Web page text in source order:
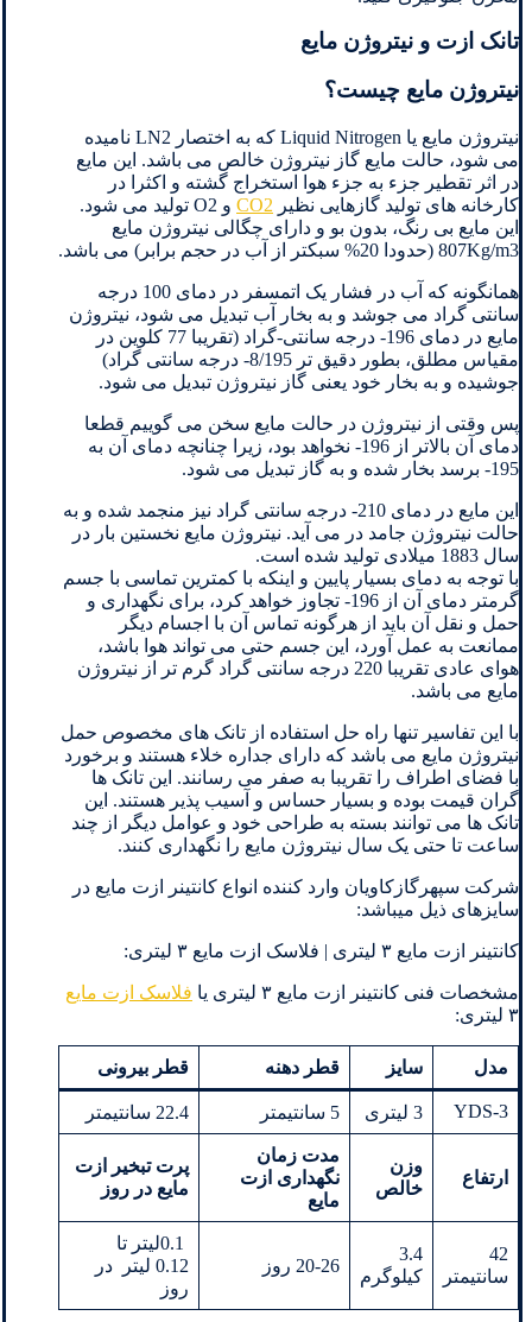
تانک ازت و نیتروژن مایع
نیتروژن مایع چیست؟
نیتروژن مایع یا Liquid Nitrogen که به اختصار LN2 نامیده
می شود، حالت مایع گاز نیتروژن خالص می باشد. این مایع
در اثر تقطیر جزء به جزء هوا استخراج گشته و اکثرا در
کارخانه های تولید گازهایی نظیر CO2
و O2 تولید می شود.
این مایع بی رنگ، بدون بو و دارای چگالی نیتروژن مایع
807Kg/m3 (حدودا 20% سبکتر از آب در حجم برابر) می باشد.
همانگونه که آب در فشار یک اتمسفر در دمای 100 درجه
سانتی گراد می جوشد و به بخار آب تبدیل می شود، نیتروژن
مایع در دمای 196- درجه سانتی-گراد (تقریبا 77 کلوین در
مقیاس مطلق، بطور دقیق تر 8/195- درجه سانتی گراد)
جوشیده و به بخار خود یعنی گاز نیتروژن تبدیل می شود.
پس وقتی از نیتروژن در حالت مایع سخن می گوییم قطعا
دمای آن بالاتر از 196- نخواهد بود، زیرا چنانچه دمای آن به
195- برسد بخار شده و به گاز تبدیل می شود.
این مایع در دمای 210- درجه سانتی گراد نیز منجمد شده و به
حالت نیتروژن جامد در می آید. نیتروژن مایع نخستین بار در
سال 1883 میلادی تولید شده است.
با توجه به دمای بسیار پایین و اینکه با کمترین تماسی با جسم
گرمتر دمای آن از 196- تجاوز خواهد کرد، برای نگهداری و
حمل و نقل آن باید از هرگونه تماس آن با اجسام دیگر
ممانعت به عمل آورد، این جسم حتی می تواند هوا باشد،
هوای عادی تقریبا 220 درجه سانتی گراد گرم تر از نیتروژن
مایع می باشد.
با این تفاسیر تنها راه حل استفاده از تانک های مخصوص حمل
نیتروژن مایع می باشد که دارای جداره خلاء هستند و برخورد
با فضای اطراف را تقریبا به صفر می رسانند. این تانک ها
گران قیمت بوده و بسیار حساس و آسیب پذیر هستند. این
تانک ها می توانند بسته به طراحی خود و عوامل دیگر از چند
ساعت تا حتی یک سال نیتروژن مایع را نگهداری کنند.
شرکت سپهرگازکاویان وارد کننده انواع کانتینر ازت مایع در
سایزهای ذیل میباشد:
کانتینر ازت مایع ۳ لیتری | فلاسک ازت مایع ۳ لیتری:
مشخصات فنی کانتینر ازت مایع ۳ لیتری یا
فلاسک ازت مایع
۳ لیتری:
مدل سایز قطر دهنه قطر بیرونی
YDS-3 3 لیتری 5 سانتیمتر 22.4 سانتیمتر
ارتفاع
وزن
خالص
مدت زمان
نگهداری ازت
مایع
پرت تبخیر ازت
مایع در روز
42
سانتیمتر
3.4
کیلوگرم
20-26 روز
0.1لیتر تا
0.12 لیتر در
روز